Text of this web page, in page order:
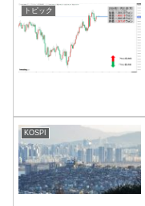
トピック
KOSPI